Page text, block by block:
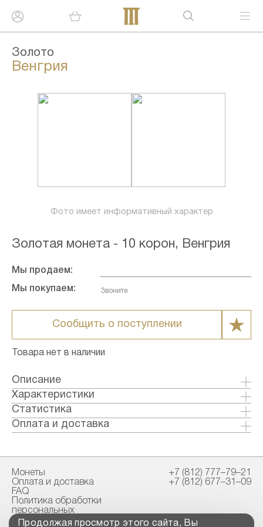
Золото
Венгрия
Фото имеет информативный характер
Золотая монета - 10 корон, Венгрия
Мы продаем:
Мы покупаем: Звоните
Сообщить о поступлении
Товара нет в наличии
Описание
Характеристики
Металл: Золото
Страна: Венгрия
Годы выпуска: 1909
Проба: 900
Вес общий гр.: 3.39
Вес чистый гр.: 3.05
Диаметр: 19
Статистика
Оплата и доставка
Наличными в офисе
Способы доставки:
Почтовая служба
Монеты
Оплата и доставка
FAQ
Политика обработки
персональных
данных
+7 (812) 777–79–21
+7 (812) 677–31–09
Продолжая просмотр этого сайта, Вы